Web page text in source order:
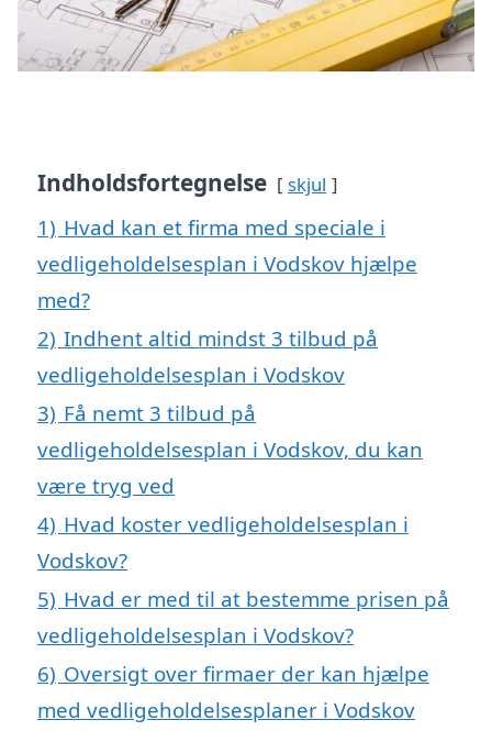
Indholdsfortegnelse skjul
1) Hvad kan et firma med speciale i
vedligeholdelsesplan i Vodskov hjælpe
med?
2) Indhent altid mindst 3 tilbud på
vedligeholdelsesplan i Vodskov
3) Få nemt 3 tilbud på
vedligeholdelsesplan i Vodskov, du kan
være tryg ved
4) Hvad koster vedligeholdelsesplan i
Vodskov?
5) Hvad er med til at bestemme prisen på
vedligeholdelsesplan i Vodskov?
6) Oversigt over firmaer der kan hjælpe
med vedligeholdelsesplaner i Vodskov